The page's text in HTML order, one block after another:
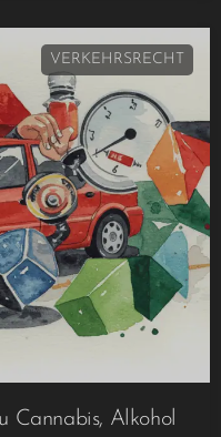
Cannabis, Alkohol
VERKEHRSRECHT